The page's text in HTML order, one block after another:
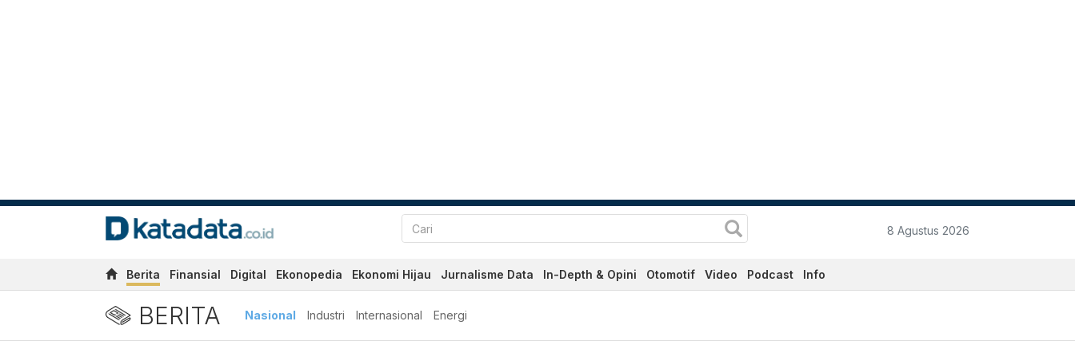
8 Agustus 2026
Berita Finansial Digital Ekonopedia Ekonomi Hijau Jurnalisme Data In-Depth & Opini Otomotif Video Podcast Info
BERITA Nasional Industri Internasional Energi